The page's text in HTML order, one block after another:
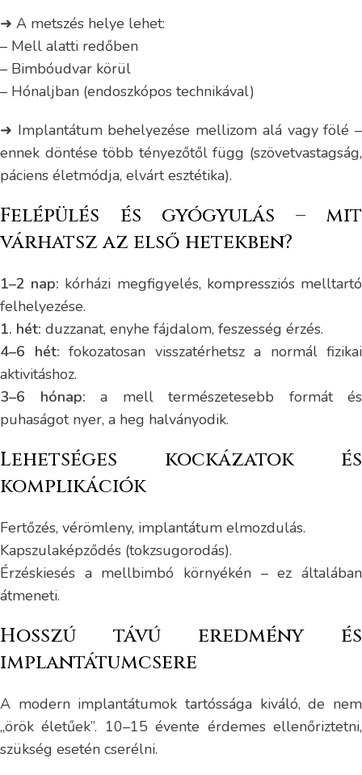
➜ A metszés helye lehet:
– Mell alatti redőben
– Bimbóudvar körül
– Hónaljban (endoszkópos technikával)
➜ Implantátum behelyezése mellizom alá vagy fölé –
ennek döntése több tényezőtől függ (szövetvastagság,
páciens életmódja, elvárt esztétika).
Felépülés és gyógyulás – mit
várhatsz az első hetekben?
1–2 nap: kórházi megfigyelés, kompressziós melltartó
felhelyezése.
1. hét: duzzanat, enyhe fájdalom, feszesség érzés.
4–6 hét: fokozatosan visszatérhetsz a normál fizikai
aktivitáshoz.
3–6 hónap: a mell természetesebb formát és
puhaságot nyer, a heg halványodik.
Lehetséges kockázatok és
komplikációk
Fertőzés, vérömleny, implantátum elmozdulás.
Kapszulaképződés (tokzsugorodás).
Érzéskiesés a mellbimbó környékén – ez általában
átmeneti.
Hosszú távú eredmény és
implantátumcsere
A modern implantátumok tartóssága kiváló, de nem
„örök életűek”. 10–15 évente érdemes ellenőriztetni,
szükség esetén cserélni.